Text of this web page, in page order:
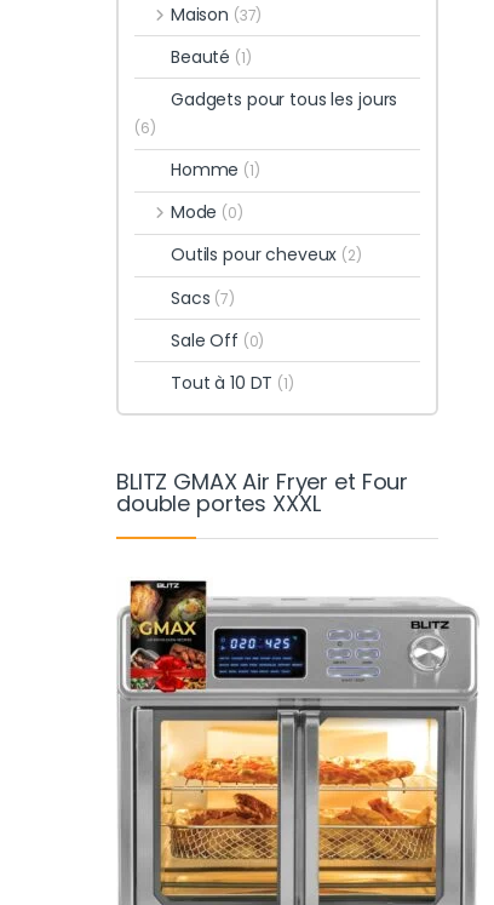
Maison (37)
Beauté (1)
Gadgets pour tous les jours
(6)
Homme (1)
Mode (0)
Outils pour cheveux (2)
Sacs (7)
Sale Off (0)
Tout à 10 DT (1)
BLITZ GMAX Air Fryer et Four
double portes XXXL